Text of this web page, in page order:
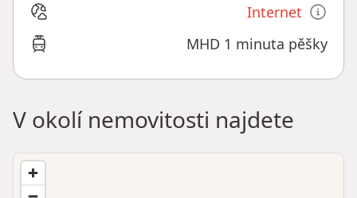
Internet
MHD 1 minuta pěšky
V okolí nemovitosti najdete